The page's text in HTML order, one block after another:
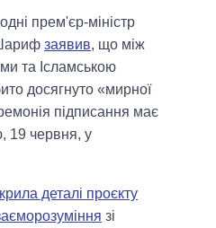
прем'єр-міністр
заявив, що між
та Ісламською
досягнуто «мирної
підписання має
19 червня, у
деталі проєкту
зі